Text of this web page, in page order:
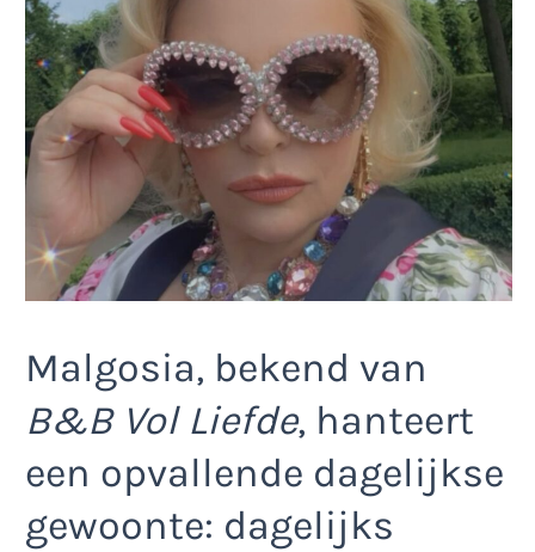
Malgosia, bekend van
B&B Vol Liefde, hanteert
een opvallende dagelijkse
gewoonte: dagelijks